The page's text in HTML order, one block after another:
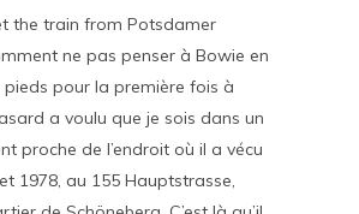
the train from Potsdamer
ne pas penser à Bowie en
pour la première fois à
a voulu que je sois dans un
proche de l’endroit où il a vécu
1978, au 155 Hauptstrasse,